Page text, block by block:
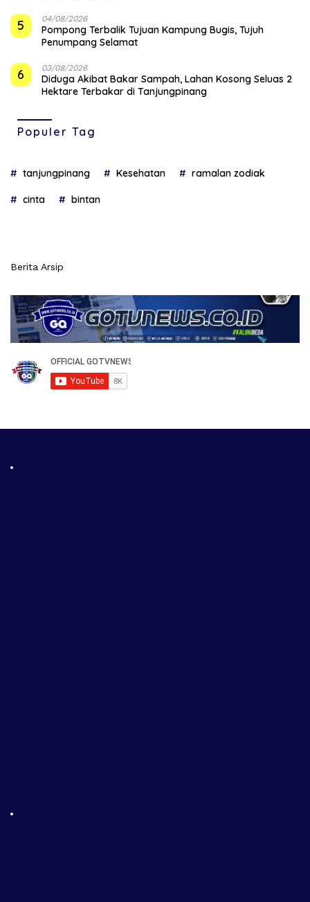
5 04/08/2026
Pompong Terbalik Tujuan Kampung Bugis, Tujuh
Penumpang Selamat
6 03/08/2026
Diduga Akibat Bakar Sampah, Lahan Kosong Seluas 2
Hektare Terbakar di Tanjungpinang
Populer Tag
tanjungpinang Kesehatan ramalan zodiak
cinta bintan
Berita Arsip